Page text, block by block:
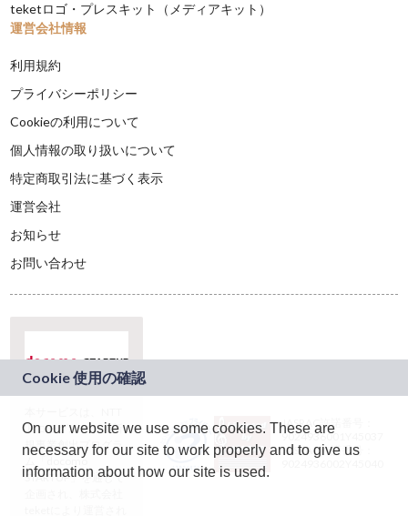
teketロゴ・プレスキット（メディアキット）
運営会社情報
利用規約
プライバシーポリシー
Cookieの利用について
個人情報の取り扱いについて
特定商取引法に基づく表示
運営会社
お知らせ
お問い合わせ
ドコモグループの新
規事業創出プログラ
ム「docomo
STARTUP」を通じて
JASRAC許諾番号：
9024936001Y45037
JASRAC許諾番号：
On our website we use some cookies. These are
necessary for our site to work properly and to give us
information about how our site is used.